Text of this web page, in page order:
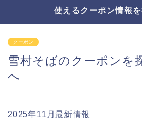
使えるクーポン情報
クーポン
雪村そばのクーポンを
へ
2025年11月最新情報